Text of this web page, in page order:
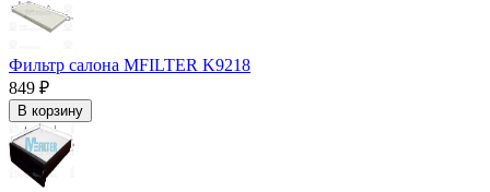
Фильтр салона MFILTER K9218
849 ₽
В корзину